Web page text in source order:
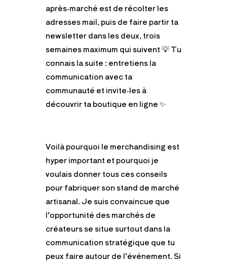
après-marché est de récolter les
adresses mail, puis de faire partir ta
newsletter dans les deux, trois
semaines maximum qui suivent 💡 Tu
connais la suite : entretiens la
communication avec ta
communauté et invite-les à
découvrir ta boutique en ligne ✨
Voilà pourquoi le merchandising est
hyper important et pourquoi je
voulais donner tous ces conseils
pour fabriquer son stand de marché
artisanal. Je suis convaincue que
l’opportunité des marchés de
créateurs se situe surtout dans la
communication stratégique que tu
peux faire autour de l’événement. Si